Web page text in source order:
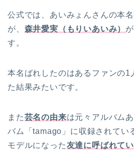
公式では、あいみょんさんの本
が、 森井愛実（もりいあいみ）
す。
本名ばれしたのはあるファンの1
た結果みたいです。
また芸名の由来は元々アルバム
バム「tamago」に収録されてい
モデルになった友達に呼ばれて